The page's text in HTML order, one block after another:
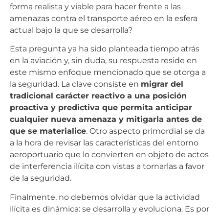
forma realista y viable para hacer frente a las
amenazas contra el transporte aéreo en la esfera
actual bajo la que se desarrolla?
Esta pregunta ya ha sido planteada tiempo atrás
en la aviación y, sin duda, su respuesta reside en
este mismo enfoque mencionado que se otorga a
la seguridad. La clave consiste en migrar del
tradicional carácter reactivo a una posición
proactiva y predictiva que permita anticipar
cualquier nueva amenaza y mitigarla antes de
que se materialice. Otro aspecto primordial se da
a la hora de revisar las características del entorno
aeroportuario que lo convierten en objeto de actos
de interferencia ilícita con vistas a tornarlas a favor
de la seguridad.
Finalmente, no debemos olvidar que la actividad
ilícita es dinámica: se desarrolla y evoluciona. Es por